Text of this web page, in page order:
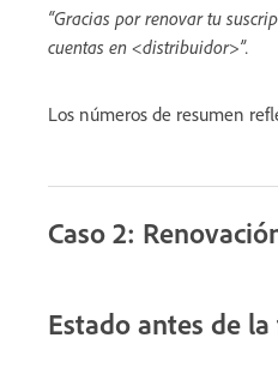
“Gracias por renovar tu
cuentas en <distribuidor>”.
Los números de resumen
Caso 2:
Estado antes de